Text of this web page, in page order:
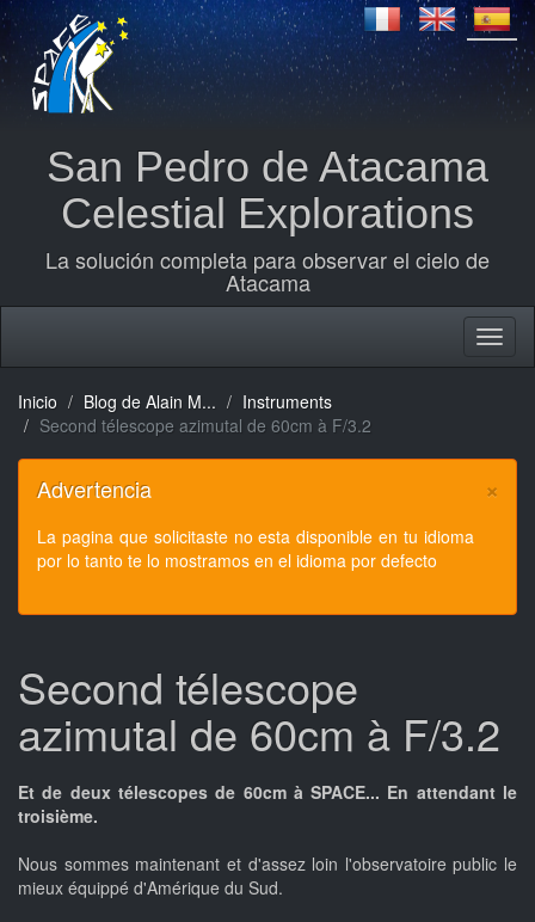
San Pedro de Atacama
Celestial Explorations
La solución completa para observar el cielo de
Atacama
Inicio Blog de Alain M...
Instruments
Second télescope azimutal de 60cm à F/3.2
×
Advertencia
La pagina que solicitaste no esta disponible en tu idioma
por lo tanto te lo mostramos en el idioma por defecto
Second télescope
azimutal de 60cm à F/3.2
Et de deux télescopes de 60cm à SPACE... En attendant le
troisième.
Nous sommes maintenant et d'assez loin l'observatoire public le
mieux équippé d'Amérique du Sud.